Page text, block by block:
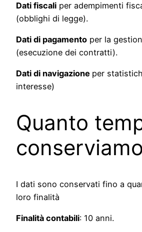
Dati fiscali per adempimenti
(obblighi di legge).
Dati di pagamento per la
(esecuzione dei contratti).
Dati di navigazione per
interesse)
Quanto
I dati sono conservati fino a
loro finalità
Finalità contabili: 10 anni.